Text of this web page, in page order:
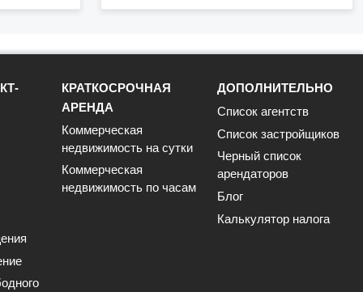
КРАТКОСРОЧНАЯ
АРЕНДА
Коммерческая
недвижимость на сутки
Коммерческая
недвижимость по часам
ДОПОЛНИТЕЛЬНО
Список агентств
Список застройщиков
Черный список
арендаторов
Блог
Калькулятор налога